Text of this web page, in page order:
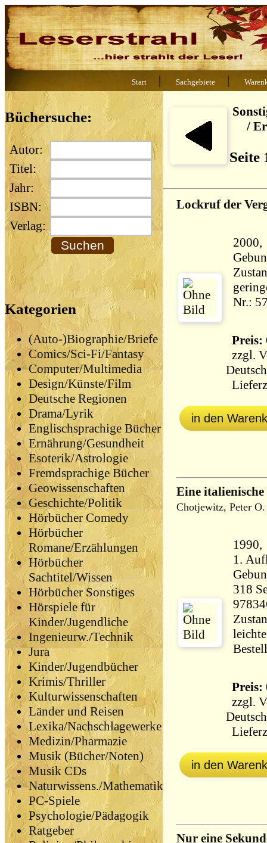
Start | Sachgebiete |
Büchersuche:
Autor:
Titel:
Jahr:
ISBN:
Verlag:
Kategorien
(Auto-)Biographie/Briefe
Comics/Sci-Fi/Fantasy
Computer/Multimedia
Design/Künste/Film
Deutsche Regionen
Drama/Lyrik
Englischsprachige Bücher
Ernährung/Gesundheit
Esoterik/Astrologie
Fremdsprachige Bücher
Geowissenschaften
Geschichte/Politik
Hörbücher Comedy
Hörbücher
Romane/Erzählungen
Hörbücher
Sachtitel/Wissen
Hörbücher Sonstiges
Hörspiele für
Kinder/Jugendliche
Ingenieurw./Technik
Jura
Kinder/Jugendbücher
Krimis/Thriller
Kulturwissenschaften
Länder und Reisen
Lexika/Nachschlagewerke
Medizin/Pharmazie
Musik (Bücher/Noten)
Musik CDs
Naturwissens./Mathematik
PC-Spiele
Psychologie/Pädagogik
Ratgeber
/
Seite
Lockruf der
Nr.:
Preis:
zzgl.
in den
Eine
Chotjewitz, Peter O.
1.
318 Seiten
Preis:
zzgl.
in den
Nur eine